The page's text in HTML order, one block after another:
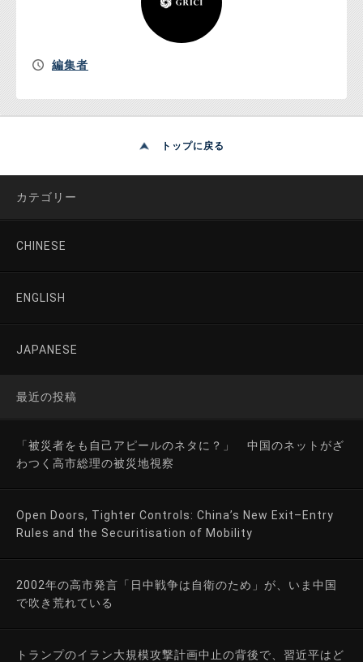
編集者
トップに戻る
カテゴリー
CHINESE
ENGLISH
JAPANESE
最近の投稿
「被災者をも自己アピールのネタに？」 中国のネットがざ
わつく高市総理の被災地視察
Open Doors, Tighter Controls: China’s New Exit–Entry
Rules and the Securitisation of Mobility
2002年の高市発言「日中戦争は自衛のため」が、いま中国
で吹き荒れている
トランプのイラン大規模攻撃計画中止の背後で、習近平はど